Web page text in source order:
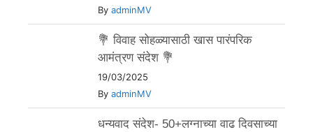
By adminMV
💐 विवाह सोहळ्यासाठी खास पारंपरिक
आमंत्रण संदेश 💐
19/03/2025
By adminMV
धन्यवाद संदेश- 50+लग्नाच्या वाढ दिवसाच्या